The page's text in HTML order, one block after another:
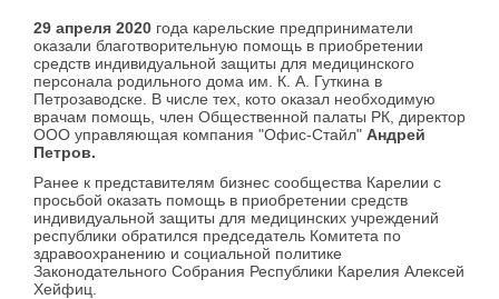
29 апреля 2020 года карельские предприниматели
оказали благотворительную помощь в приобретении
средств индивидуальной защиты для медицинского
персонала родильного дома им. К. А. Гуткина в
Петрозаводске. В числе тех, кото оказал необходимую
врачам помощь, член Общественной палаты РК, директор
ООО управляющая компания "Офис-Стайл" Андрей
Петров.
Ранее к представителям бизнес сообщества Карелии с
просьбой оказать помощь в приобретении средств
индивидуальной защиты для медицинских учреждений
республики обратился председатель Комитета по
здравоохранению и социальной политике
Законодательного Собрания Республики Карелия Алексей
Хейфиц.